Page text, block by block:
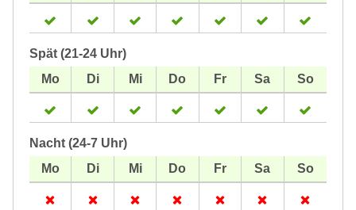
Spät (21-24 Uhr)
Nacht (24-7 Uhr)